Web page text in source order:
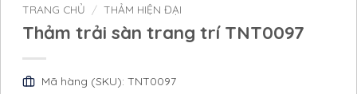
TRANG CHỦ / THẢM HIỆN ĐẠI
Thảm trải sàn trang trí TNT0097
Mã hàng (SKU): TNT0097